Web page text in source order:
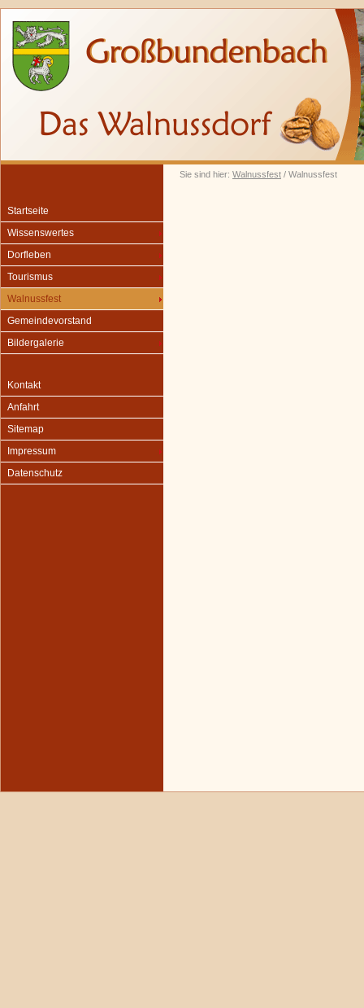
Sie sind hier: Walnussfest / Walnussfest
Startseite
Wissenswertes
Dorfleben
Tourismus
Walnussfest
Gemeindevorstand
Bildergalerie
Kontakt
Anfahrt
Sitemap
Impressum
Datenschutz